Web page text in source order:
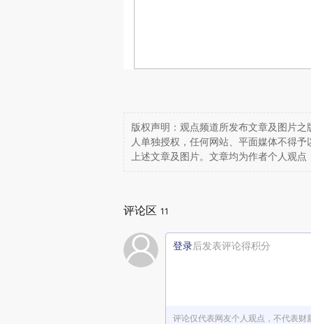
版权声明：观点频道所发布文章及图片
人单独授权，任何网站、平面媒体不得
上述文章及图片。文章均为作者个人观点
评论区 11
登录后发表评论得积分
评论仅代表网友个人观点，不代表财